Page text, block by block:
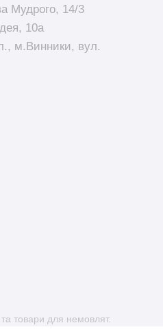
Мудрого, 14/3
10а
м.Винники, вул.
товари для немовлят.